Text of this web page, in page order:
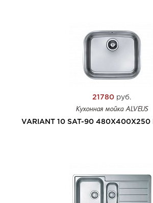
21780 руб.
Кухонная мойка ALVEUS
VARIANT 10 SAT-90